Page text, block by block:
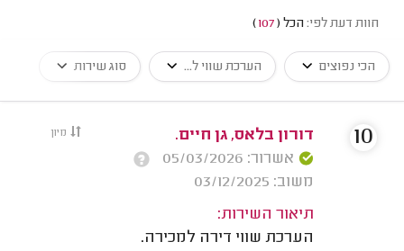
חוות דעת לפי: הכל (
107
)
הכי נפוצים הערכת שווי ל... סוג שירות
מיון
דורון בלאס, גן חיים.
אשרור: 05/03/2026
משוב: 03/12/2025
תיאור השירות:
הערכת שווי דירה למכירה.
10